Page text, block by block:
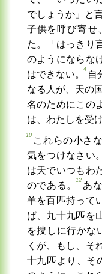
でしょうか」と
子供を呼び寄せ
た。「はっきり
のようにならな
はできない。
4
自
なる人が、天の
名のためにこの
は、わたしを受
10
これらの小さ
気をつけなさい
は天でいつもわ
のである。
12
あ
羊を百匹持って
ば、九十九匹を
を捜しに行かな
くが、もし、そ
十九匹より、そ